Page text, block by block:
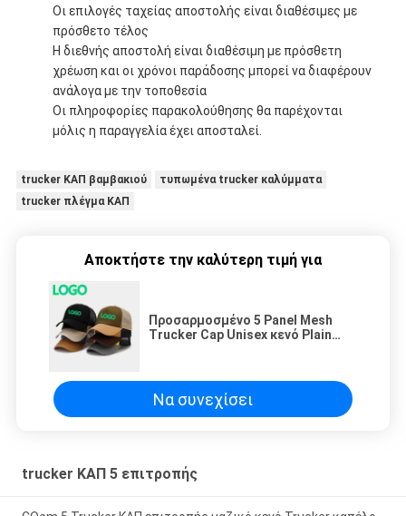
Οι επιλογές ταχείας αποστολής είναι διαθέσιμες με
πρόσθετο τέλος
Η διεθνής αποστολή είναι διαθέσιμη με πρόσθετη
χρέωση και οι χρόνοι παράδοσης μπορεί να διαφέρουν
ανάλογα με την τοποθεσία
Οι πληροφορίες παρακολούθησης θα παρέχονται
μόλις η παραγγελία έχει αποσταλεί.
trucker ΚΑΠ βαμβακιού
τυπωμένα trucker καλύμματα
trucker πλέγμα ΚΑΠ
Αποκτήστε την καλύτερη τιμή για
Προσαρμοσμένο 5 Panel Mesh
Trucker Cap Unisex κενό Plain
Να συνεχίσει
trucker ΚΑΠ 5 επιτροπής